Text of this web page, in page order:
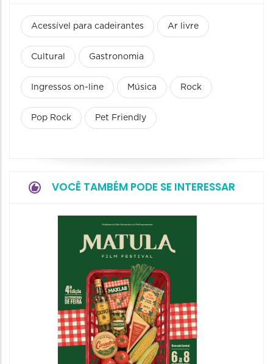
Acessível para cadeirantes Ar livre
Cultural Gastronomia
Ingressos on-line Música Rock
Pop Rock Pet Friendly
VOCÊ TAMBÉM PODE SE INTERESSAR